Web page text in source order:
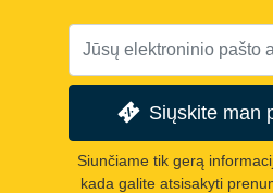
Siųskite man
Siunčiame tik gerą
kada galite atsisakyti